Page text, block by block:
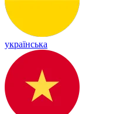
українська